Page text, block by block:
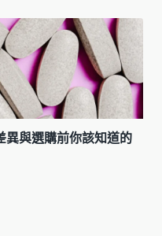
與選購前你該知道的